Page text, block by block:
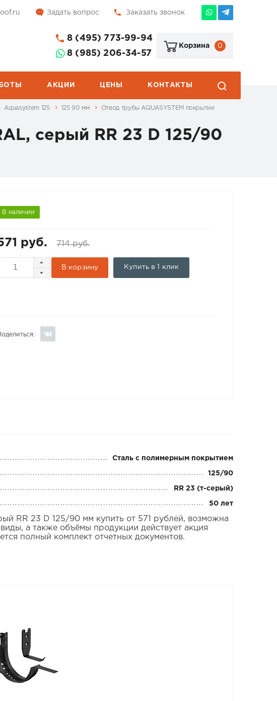
Задать вопрос Заказать звонок
8 (495) 773-99-94
8 (985) 206-34-57
Корзина 0
АКЦИИ ЦЕНЫ КОНТАКТЫ
Aquasystem 125 125 90 мм
Отвод трубы AQUASYSTEM покрытие
серый RR 23 D 125/90
В наличии
руб. 714 руб.
В корзину Купить в 1 клик
Поделиться:
Сталь с полимерным покрытием
125/90
RR 23 (т-серый)
50 лет
RR 23 D 125/90 мм купить от 571 рублей, возможна
а также объёмы продукции действует акция
полный комплект отчетных документов.